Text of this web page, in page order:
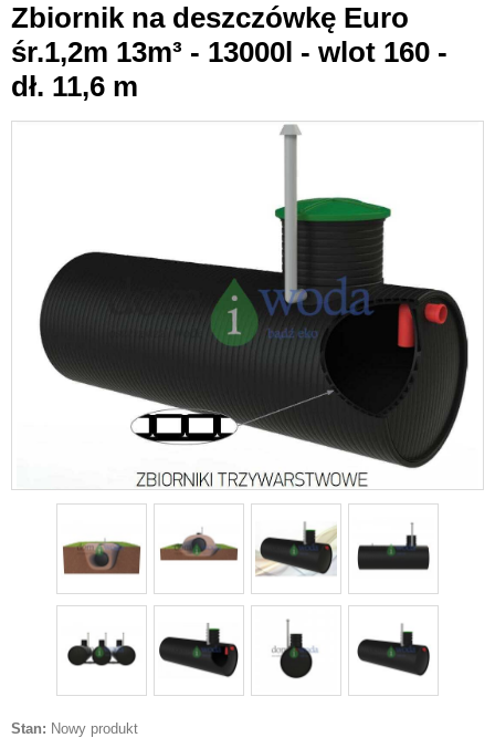
Zbiornik na deszczówkę Euro
śr.1,2m 13m³ - 13000l - wlot 160 -
dł. 11,6 m
Stan: Nowy produkt